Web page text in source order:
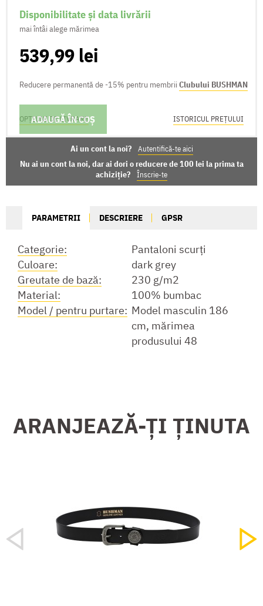
Disponibilitate și data livrării
mai întâi alege mărimea
539,99 lei
Reducere permanentă de -15% pentru membrii Clubului BUSHMAN
ADAUGĂ ÎN COȘ
OPȚIUNI DE LIVRARE ISTORICUL PREȚULUI
Ai un cont la noi? Autentifică-te aici
Nu ai un cont la noi, dar ai dori o reducere de 100 lei la prima ta
achiziție?
Înscrie-te
PARAMETRII DESCRIERE GPSR
Categorie:
Pantaloni scurți
Culoare:
dark grey
Greutate de bază:
230 g/m2
Material:
100% bumbac
Model / pentru purtare: Model masculin 186
cm, mărimea
produsului 48
ARANJEAZĂ-ȚI ȚINUTA